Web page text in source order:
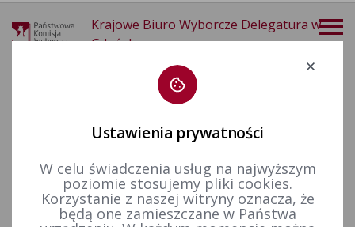
Krajowe Biuro Wyborcze Delegatura w
Gdańsku
Finansowanie kampanii wyborczych Wybory Samorządowe
Ustawienia prywatności
W celu świadczenia usług na najwyższym
poziomie stosujemy pliki cookies.
Korzystanie z naszej witryny oznacza, że
będą one zamieszczane w Państwa